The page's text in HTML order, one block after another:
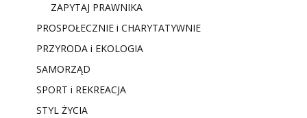
ZAPYTAJ PRAWNIKA
PROSPOŁECZNIE i CHARYTATYWNIE
PRZYRODA i EKOLOGIA
SAMORZĄD
SPORT i REKREACJA
STYL ŻYCIA